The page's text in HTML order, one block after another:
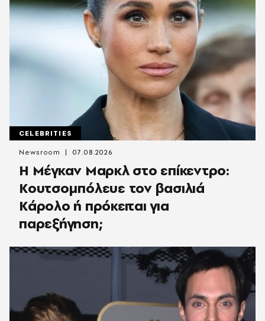
CELEBRITIES
Η Μέγκαν Μαρκλ στο επίκεντρο:
Κουτσομπόλευε τον βασιλιά
Κάρολο ή πρόκειται για
παρεξήγηση;
Newsroom 07.08.2026